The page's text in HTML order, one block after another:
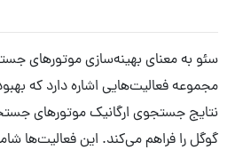
سئو به معنای بهینه‌سازی موتورهای
مجموعه فعالیت‌هایی اشاره دارد که
نتایج جستجوی ارگانیک موتورهای
گوگل را فراهم می‌کند. این فعالیت‌ها